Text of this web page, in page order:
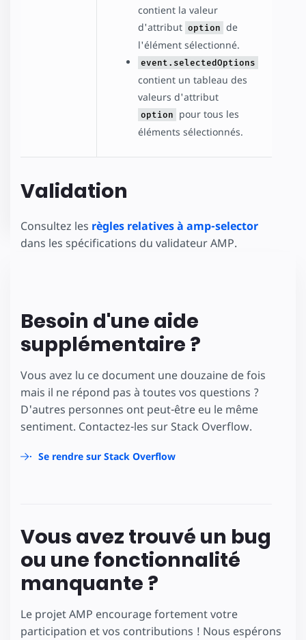
contient la valeur
d'attribut option de
l'élément sélectionné.
event.selectedOptions
contient un tableau des
valeurs d'attribut
option
pour tous les
éléments sélectionnés.
Validation
Consultez les règles relatives à amp-selector
dans les spécifications du validateur AMP.
Besoin d'une aide
supplémentaire ?
Vous avez lu ce document une douzaine de fois
mais il ne répond pas à toutes vos questions ?
D'autres personnes ont peut-être eu le même
sentiment. Contactez-les sur Stack Overflow.
Se rendre sur Stack Overflow
Vous avez trouvé un bug
ou une fonctionnalité
manquante ?
Le projet AMP encourage fortement votre
participation et vos contributions ! Nous espérons